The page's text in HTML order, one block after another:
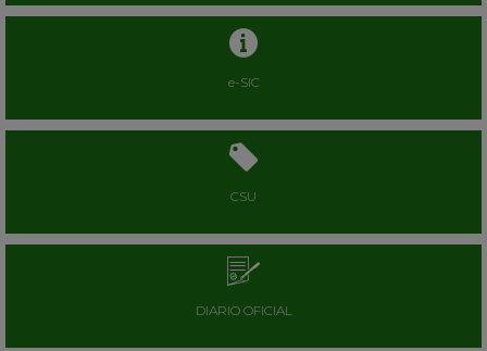
e-SIC
CSU
DIARIO OFICIAL